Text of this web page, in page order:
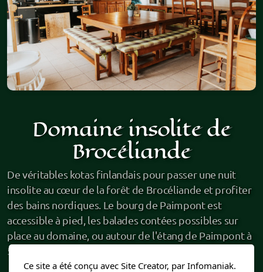
Domaine insolite de
Brocéliande
De véritables kotas finlandais pour passer une nuit
insolite au cœur de la forêt de Brocéliande et profiter
des bains nordiques. Le bourg de Paimpont est
accessible à pied, les balades contées possibles sur
place au domaine, ou autour de l'étang de Paimpont à
50m !
Ce site a été conçu avec Site Creator, par Infomaniak.